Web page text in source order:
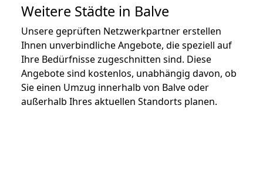
Weitere Städte in Balve
Unsere geprüften Netzwerkpartner erstellen
Ihnen unverbindliche Angebote, die speziell auf
Ihre Bedürfnisse zugeschnitten sind. Diese
Angebote sind kostenlos, unabhängig davon, ob
Sie einen Umzug innerhalb von Balve oder
außerhalb Ihres aktuellen Standorts planen.